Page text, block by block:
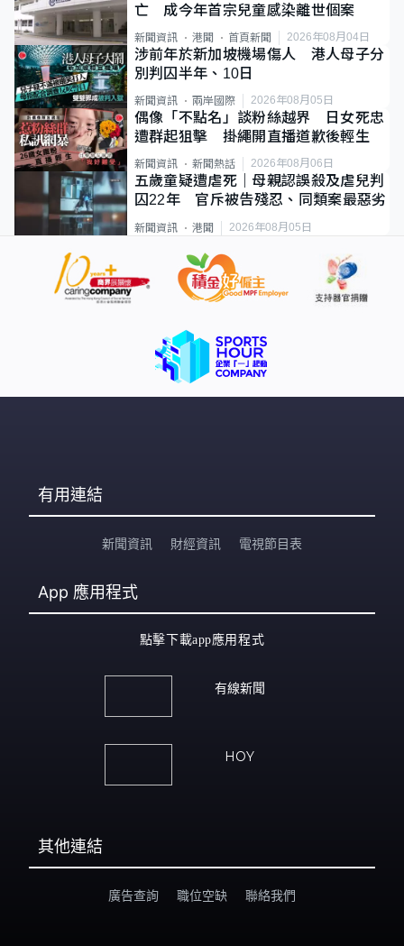
亡 成今年首宗兒童感染離世個案
新聞資訊 港聞 首頁新聞 2026年08月04日
涉前年於新加坡機場傷人 港人母子分
別判囚半年、10日
新聞資訊 兩岸國際 2026年08月05日
偶像「不點名」談粉絲越界 日女死忠
遭群起狙擊 掛繩開直播道歉後輕生
新聞資訊 新聞熱話 2026年08月06日
五歲童疑遭虐死｜母親認誤殺及虐兒判
囚22年 官斥被告殘忍、同類案最惡劣
新聞資訊 港聞 2026年08月05日
有用連結
新聞資訊 財經資訊 電視節目表
App 應用程式
點擊下載app應用程式
有線新聞
HOY
其他連結
廣告查詢 職位空缺 聯絡我們